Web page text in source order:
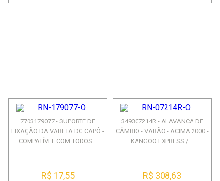
7703179077 - SUPORTE DE
FIXAÇÃO DA VARETA DO CAPÔ -
COMPATÍVEL COM TODOS...
R$ 17,55
349307214R - ALAVANCA DE
CÂMBIO - VARÃO - ACIMA 2000 -
KANGOO EXPRESS / ...
R$ 308,63